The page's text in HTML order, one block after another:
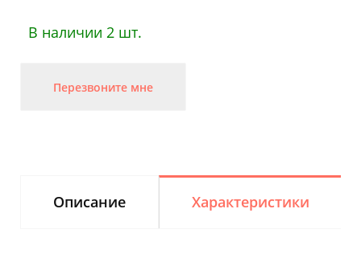
В наличии 2 шт.
Перезвоните мне
Описание Характеристики